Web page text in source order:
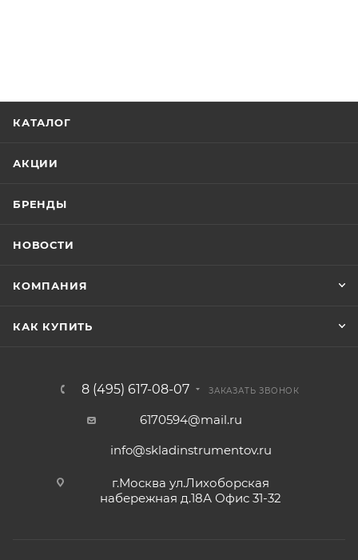
КАТАЛОГ
АКЦИИ
БРЕНДЫ
НОВОСТИ
КОМПАНИЯ
КАК КУПИТЬ
8 (495) 617-08-07 ЗАКАЗАТЬ ЗВОНОК
6170594@mail.ru
info@skladinstrumentov.ru
г.Москва ул.Лихоборская
набережная д.18А Офис 31-32